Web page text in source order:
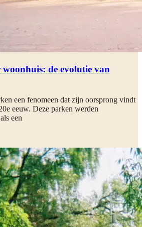
de evolutie van
een fenomeen dat zijn oorsprong vindt
eeuw. Deze parken werden
een